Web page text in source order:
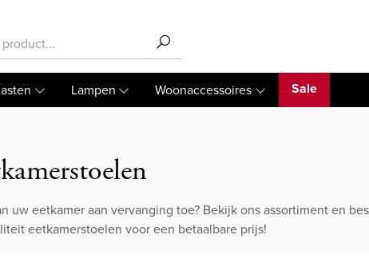
Lampen Woonaccessoires Sale
uw eetkamer aan vervanging toe? Bekijk ons assortiment en
eetkamerstoelen voor een betaalbare prijs!